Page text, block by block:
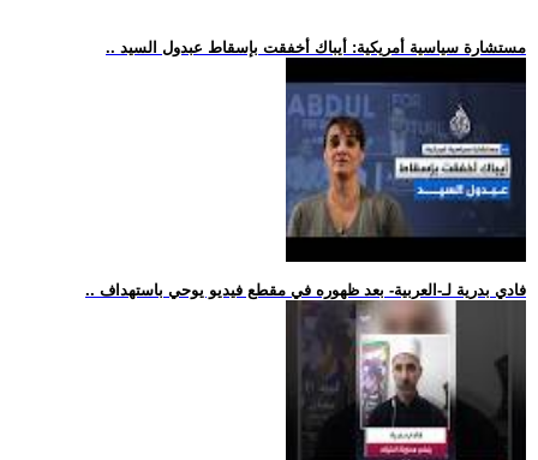
.. مستشارة سياسية أمريكية: أيباك أخفقت بإسقاط عبدول السيد
.. فادي بدرية لـ-العربية- بعد ظهوره في مقطع فيديو يوحي باستهداف